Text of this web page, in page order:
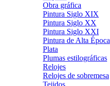
Obra gráfica
Pintura Siglo XIX
Pintura Siglo XX
Pintura Siglo XXI
Pintura de Alta Época
Plata
Plumas estilográficas
Relojes
Relojes de sobremesa
Tejidos